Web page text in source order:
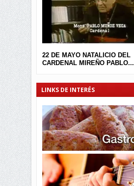
22 DE MAYO NATALICIO DEL
CARDENAL MIREÑO PABLO...
LINKS DE INTERÉS